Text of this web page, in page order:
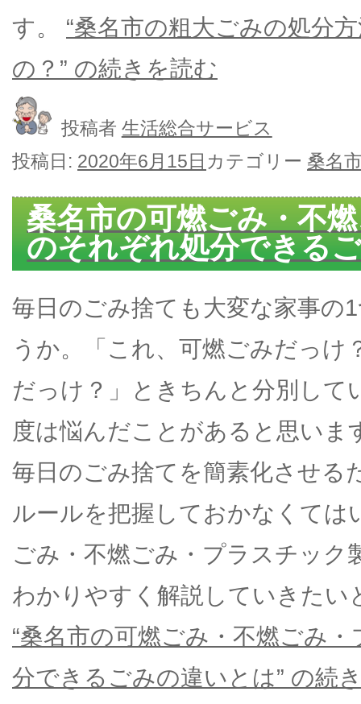
す。 “桑名市の粗大ごみの処分
の？” の続きを読む
投稿者 生活総合サービス
投稿日: 2020年6月15日 カテゴリー 桑名
桑名市の可燃ごみ・不
のそれぞれ処分できる
毎日のごみ捨ても大変な家事の
うか。「これ、可燃ごみだっけ
だっけ？」ときちんと分別して
度は悩んだことがあると思いま
毎日のごみ捨てを簡素化させる
ルールを把握しておかなくては
ごみ・不燃ごみ・プラスチック
わかりやすく解説していきたい
“桑名市の可燃ごみ・不燃ごみ
分できるごみの違いとは” の続